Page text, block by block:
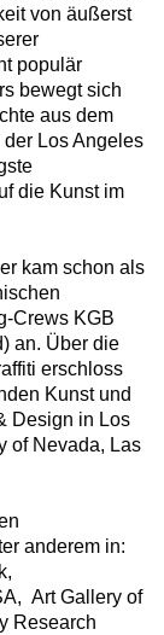
von äußerst
populär
bewegt sich
aus dem
Los Angeles
die Kunst im
kam schon als
Crews KGB
an. Über die
erschloss
Kunst und
Design in Los
of Nevada, Las
anderem in:
Art Gallery of
Research